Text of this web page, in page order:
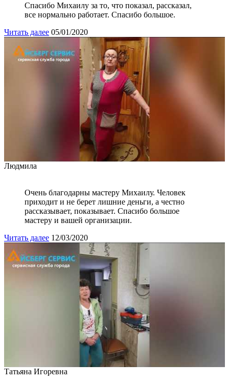
Спасибо Михаилу за то, что показал, рассказал,
все нормально работает. Спасибо большое.
Читать далее 05/01/2020
Людмила
Очень благодарны мастеру Михаилу. Человек
приходит и не берет лишние деньги, а честно
рассказывает, показывает. Спасибо большое
мастеру и вашей организации.
Читать далее 12/03/2020
Татьяна Игоревна